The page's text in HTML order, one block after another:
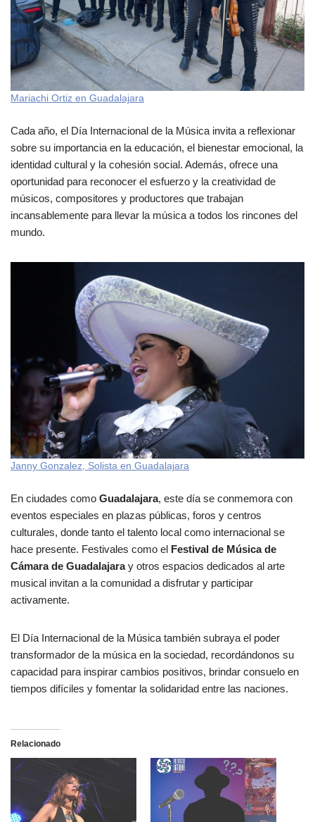
Mariachi Ortiz en Guadalajara
Cada año, el Día Internacional de la Música invita a reflexionar
sobre su importancia en la educación, el bienestar emocional, la
identidad cultural y la cohesión social. Además, ofrece una
oportunidad para reconocer el esfuerzo y la creatividad de
músicos, compositores y productores que trabajan
incansablemente para llevar la música a todos los rincones del
mundo.
Janny Gonzalez, Solista en Guadalajara
En ciudades como Guadalajara, este día se conmemora con
eventos especiales en plazas públicas, foros y centros
culturales, donde tanto el talento local como internacional se
hace presente. Festivales como el Festival de Música de
Cámara de Guadalajaray otros espacios dedicados al arte
musical invitan a la comunidad a disfrutar y participar
activamente.
El Día Internacional de la Música también subraya el poder
transformador de la música en la sociedad, recordándonos su
capacidad para inspirar cambios positivos, brindar consuelo en
tiempos difíciles y fomentar la solidaridad entre las naciones.
Relacionado